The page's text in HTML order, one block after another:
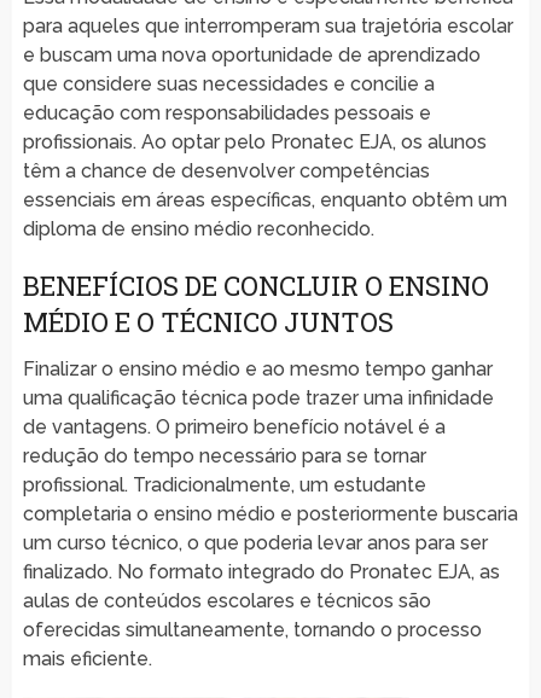
para aqueles que interromperam sua trajetória escolar
e buscam uma nova oportunidade de aprendizado
que considere suas necessidades e concilie a
educação com responsabilidades pessoais e
profissionais. Ao optar pelo Pronatec EJA, os alunos
têm a chance de desenvolver competências
essenciais em áreas específicas, enquanto obtêm um
diploma de ensino médio reconhecido.
BENEFÍCIOS DE CONCLUIR O ENSINO
MÉDIO E O TÉCNICO JUNTOS
Finalizar o ensino médio e ao mesmo tempo ganhar
uma qualificação técnica pode trazer uma infinidade
de vantagens. O primeiro benefício notável é a
redução do tempo necessário para se tornar
profissional. Tradicionalmente, um estudante
completaria o ensino médio e posteriormente buscaria
um curso técnico, o que poderia levar anos para ser
finalizado. No formato integrado do Pronatec EJA, as
aulas de conteúdos escolares e técnicos são
oferecidas simultaneamente, tornando o processo
mais eficiente.